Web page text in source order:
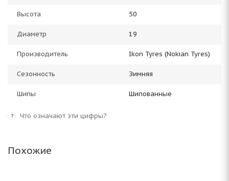
Высота 50
Диаметр 19
Производитель Ikon Tyres (Nokian Tyres)
Сезонность Зимняя
Шипы Шипованные
? Что означают эти цифры?
Похожие